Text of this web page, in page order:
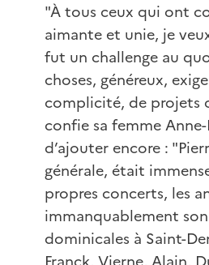
"À tous ceux qui ont
aimante et unie, je
fut un challenge au
choses, généreux,
complicité, de projets
confie sa femme
d’ajouter encore :
générale, était
propres concerts, les
immanquablement
dominicales à Saint-